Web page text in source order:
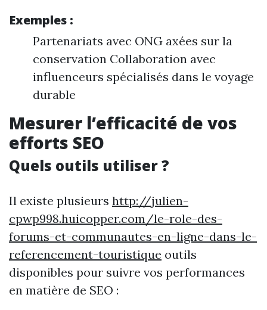
Exemples :
Partenariats avec ONG axées sur la
conservation Collaboration avec
influenceurs spécialisés dans le voyage
durable
Mesurer l’efficacité de vos
efforts SEO
Quels outils utiliser ?
Il existe plusieurs http://julien-
cpwp998.huicopper.com/le-role-des-
forums-et-communautes-en-ligne-dans-le-
referencement-touristique outils
disponibles pour suivre vos performances
en matière de SEO :